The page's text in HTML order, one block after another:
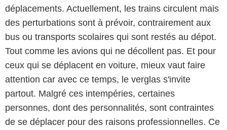
déplacements. Actuellement, les trains circulent mais
des perturbations sont à prévoir, contrairement aux
bus ou transports scolaires qui sont restés au dépot.
Tout comme les avions qui ne décollent pas. Et pour
ceux qui se déplacent en voiture, mieux vaut faire
attention car avec ce temps, le verglas s'invite
partout. Malgré ces intempéries, certaines
personnes, dont des personnalités, sont contraintes
de se déplacer pour des raisons professionnelles. Ce